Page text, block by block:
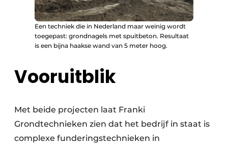
Een techniek die in Nederland maar weinig wordt
toegepast: grondnagels met spuitbeton. Resultaat
is een bijna haakse wand van 5 meter hoog.
Vooruitblik
Met beide projecten laat Franki
Grondtechnieken zien dat het bedrijf in staat is
complexe funderingstechnieken in